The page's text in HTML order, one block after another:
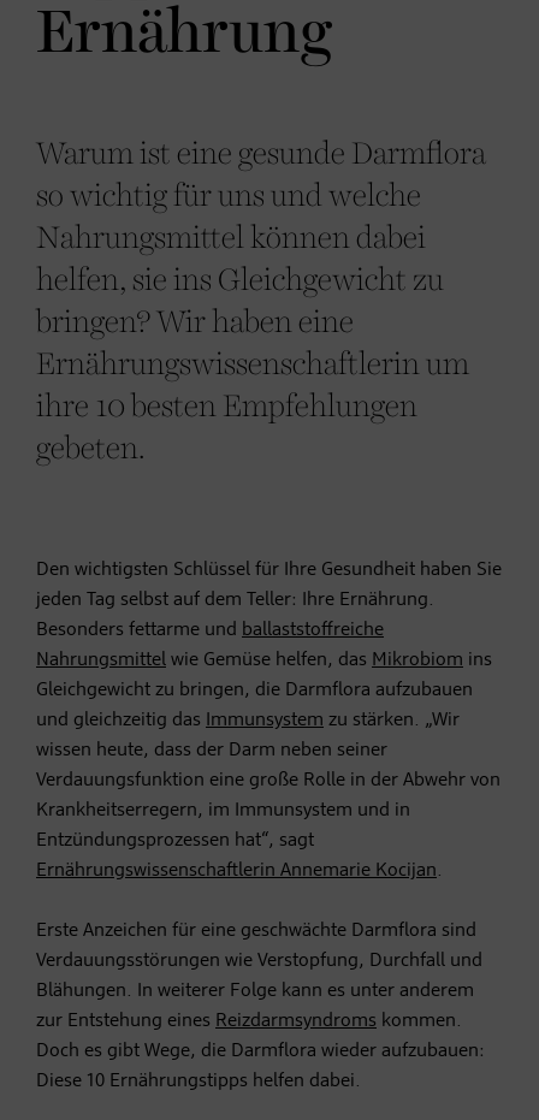
Ernährung
Warum ist eine gesunde Darmflora
so wichtig für uns und welche
Nahrungsmittel können dabei
helfen, sie ins Gleichgewicht zu
bringen? Wir haben eine
Ernährungswissenschaftlerin um
ihre 10 besten Empfehlungen
gebeten.
Den wichtigsten Schlüssel für Ihre Gesundheit haben Sie
jeden Tag selbst auf dem Teller: Ihre Ernährung.
Besonders fettarme und ballaststoffreiche
Nahrungsmittel wie Gemüse helfen, das Mikrobiom ins
Gleichgewicht zu bringen, die Darmflora aufzubauen
und gleichzeitig das
Immunsystem zu stärken. „Wir
wissen heute, dass der Darm neben seiner
Verdauungsfunktion eine große Rolle in der Abwehr von
Krankheitserregern, im Immunsystem und in
Entzündungsprozessen hat“, sagt
Ernährungswissenschaftlerin Annemarie Kocijan.
Erste Anzeichen für eine geschwächte Darmflora sind
Verdauungsstörungen wie Verstopfung, Durchfall und
Blähungen. In weiterer Folge kann es unter anderem
zur Entstehung eines Reizdarmsyndroms kommen.
Doch es gibt Wege, die Darmflora wieder aufzubauen:
Diese 10 Ernährungstipps helfen dabei.